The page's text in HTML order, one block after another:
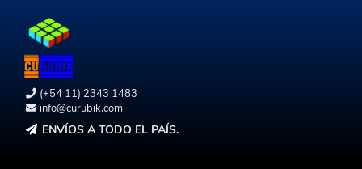
(+54 11) 2343 1483
info@curubik.com
ENVÍOS A TODO EL PAÍS.